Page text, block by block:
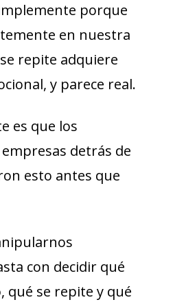
porque
en nuestra
repite adquiere
y parece real.
es que los
detrás de
esto antes que
con decidir qué
qué se repite y qué